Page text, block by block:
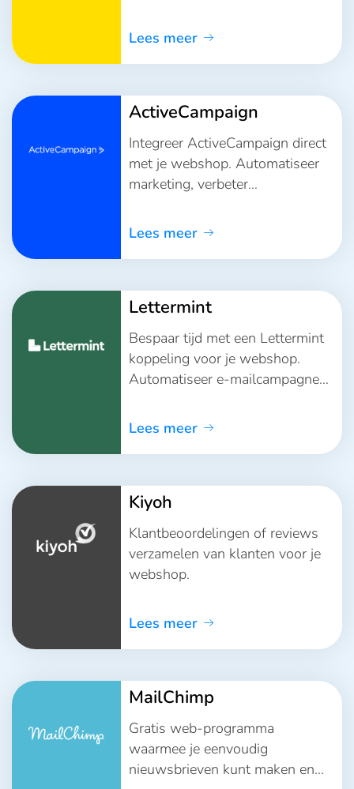
Lees meer
ActiveCampaign
Integreer ActiveCampaign direct
met je webshop. Automatiseer
marketing, verbeter
meer verkopen.
Lees meer
Lettermint
Bespaar tijd met een Lettermint
koppeling voor je webshop.
Automatiseer e-mailcampagnes
actueel.
Lees meer
Kiyoh
Klantbeoordelingen of reviews
verzamelen van klanten voor je
webshop.
Lees meer
MailChimp
Gratis web-programma
waarmee je eenvoudig
nieuwsbrieven kunt maken en